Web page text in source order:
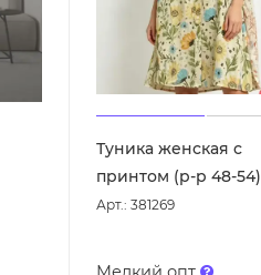
Туника женская с
принтом (р-р 48-54)
Арт.: 381269